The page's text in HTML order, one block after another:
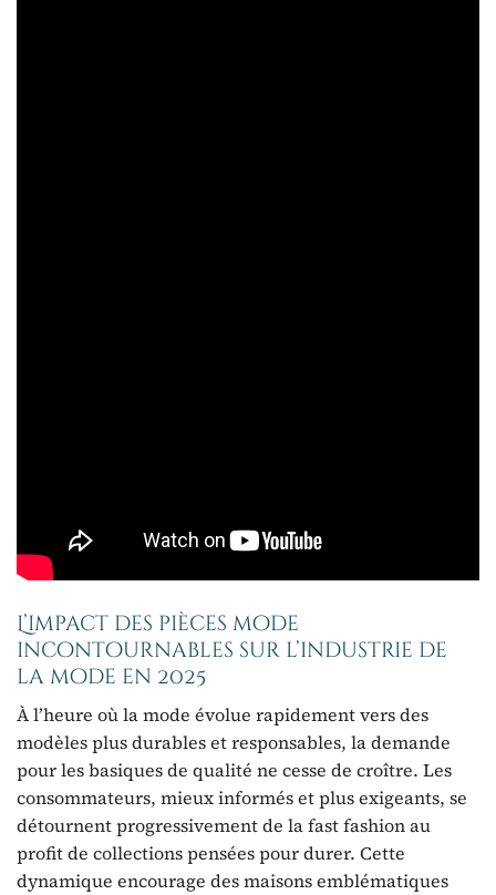
L’impact des pièces mode
incontournables sur l’industrie de
la mode en 2025
À l’heure où la mode évolue rapidement vers des
modèles plus durables et responsables, la demande
pour les basiques de qualité ne cesse de croître. Les
consommateurs, mieux informés et plus exigeants, se
détournent progressivement de la fast fashion au
profit de collections pensées pour durer. Cette
dynamique encourage des maisons emblématiques